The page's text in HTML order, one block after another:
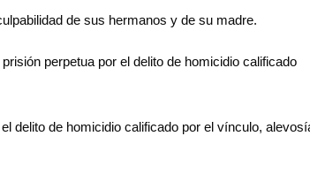
de sus hermanos y de su madre.
perpetua por el delito de homicidio calificado
delito de homicidio calificado por el vínculo,